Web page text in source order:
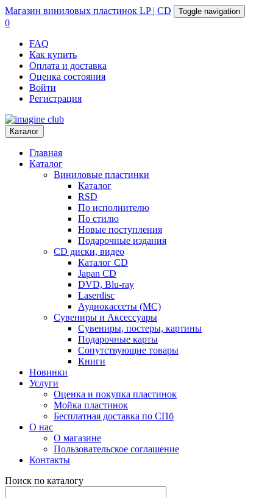
Магазин виниловых пластинок LP | CD Toggle navigation
0
FAQ
Как купить
Оплата и доставка
Оценка состояния
Войти
Регистрация
Каталог
Главная
Каталог
Виниловые пластинки
Каталог
RSD
По исполнителю
По стилю
Новые поступления
Подарочные издания
CD диски, видео
Каталог CD
Japan CD
DVD, Blu-ray
Laserdisc
Аудиокассеты (MC)
Сувениры и Аксессуары
Сувениры, постеры, картины
Подарочные карты
Сопутствующие товары
Книги
Новинки
Услуги
Оценка и покупка пластинок
Мойка пластинок
Бесплатная доставка по СПб
О нас
О магазине
Пользовательское соглашение
Контакты
Поиск по каталогу